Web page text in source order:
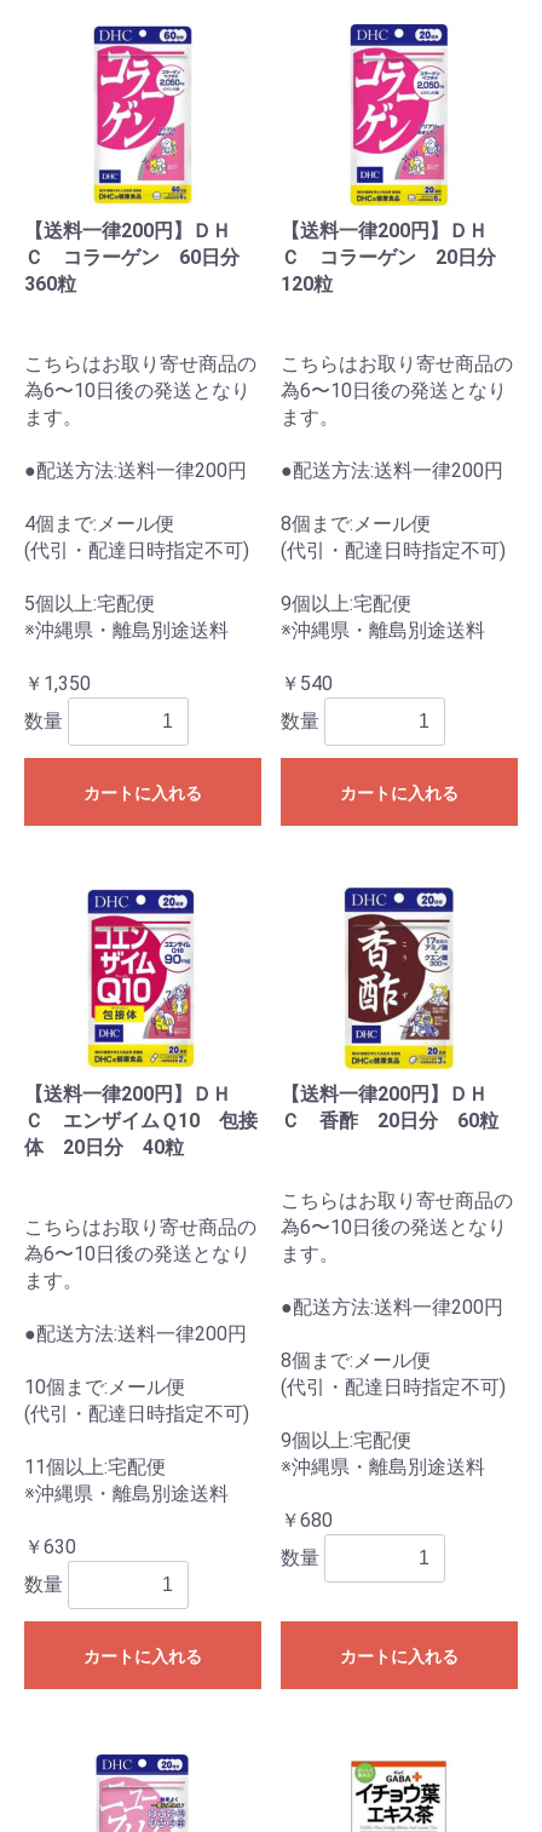
【送料一律200円】ＤＨ
Ｃ コラーゲン 60日分
360粒
こちらはお取り寄せ商品の
為6〜10日後の発送となり
ます。
●配送方法:送料一律200円
4個まで:メール便
(代引・配達日時指定不可)
5個以上:宅配便
※沖縄県・離島別途送料
￥1,350
数量
カートに入れる
【送料一律200円】ＤＨ
Ｃ コラーゲン 20日分
120粒
こちらはお取り寄せ商品の
為6〜10日後の発送となり
ます。
●配送方法:送料一律200円
8個まで:メール便
(代引・配達日時指定不可)
9個以上:宅配便
※沖縄県・離島別途送料
￥540
数量
カートに入れる
【送料一律200円】ＤＨ
Ｃ エンザイムＱ10 包接
体 20日分 40粒
こちらはお取り寄せ商品の
為6〜10日後の発送となり
ます。
●配送方法:送料一律200円
10個まで:メール便
(代引・配達日時指定不可)
11個以上:宅配便
※沖縄県・離島別途送料
￥630
数量
カートに入れる
【送料一律200円】ＤＨ
Ｃ 香酢 20日分 60粒
こちらはお取り寄せ商品の
為6〜10日後の発送となり
ます。
●配送方法:送料一律200円
8個まで:メール便
(代引・配達日時指定不可)
9個以上:宅配便
※沖縄県・離島別途送料
￥680
数量
カートに入れる